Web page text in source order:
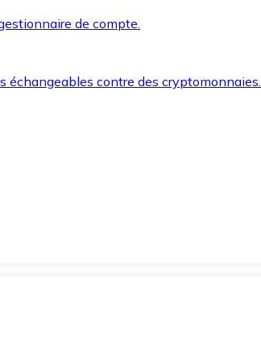
de compte.
échangeables contre des cryptomonnaies.